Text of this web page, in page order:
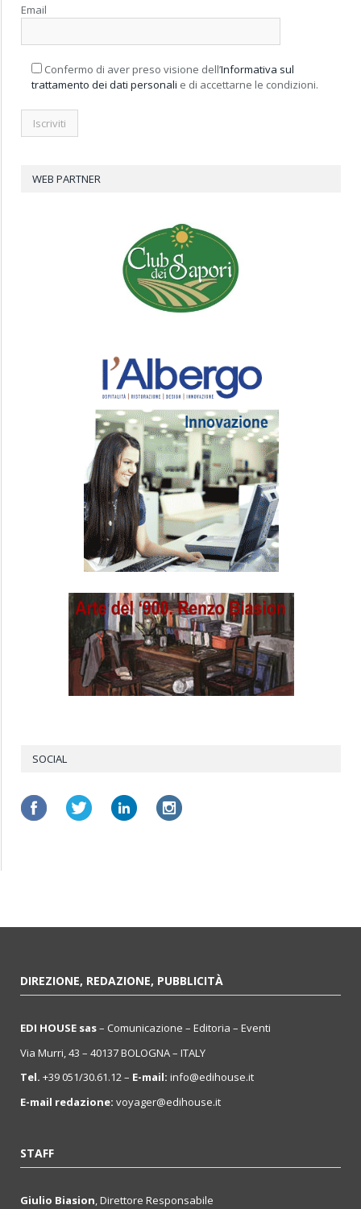
Email
Confermo di aver preso visione dell’Informativa sul
trattamento dei dati personali e di accettarne le condizioni.
WEB PARTNER
SOCIAL
DIREZIONE, REDAZIONE, PUBBLICITÀ
EDI HOUSE sas– Comunicazione – Editoria – Eventi
Via Murri, 43 – 40137 BOLOGNA – ITALY
Tel. +39 051/30.61.12 – E-mail: info@edihouse.it
E-mail redazione: voyager@edihouse.it
STAFF
Giulio Biasion, Direttore Responsabile